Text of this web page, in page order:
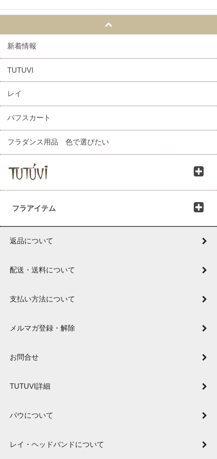
新着情報
TUTUVI
レイ
パフスカート
フラダンス用品 色で選びたい
フラアイテム
返品について
配送・送料について
支払い方法について
メルマガ登録・解除
お問合せ
TUTUVI詳細
パウについて
レイ・ヘッドバンドについて